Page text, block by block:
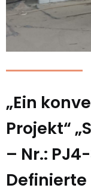
„Ein
Projekt“
– Nr.:
Definierte